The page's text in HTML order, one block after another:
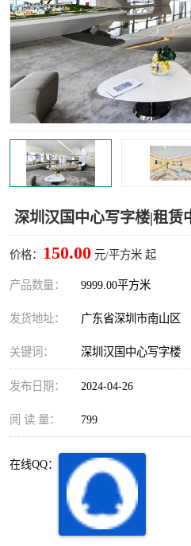
深圳汉国中心写字楼|租赁
价格： 150.00 元/平方米 起
产品数量： 9999.00平方米
发货地址： 广东省深圳市南山区
关键词： 深圳汉国中心写字楼
发布日期： 2024-04-26
阅 读 量： 799
在线QQ：
深圳宝安
罗湖水贝
龙华
宝安区
兴东
车公庙
中心区
南山区
深圳超级总部基地